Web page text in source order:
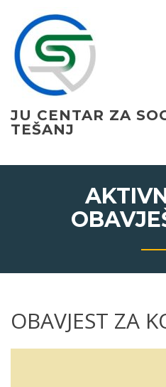
content
JU CENTAR ZA
TEŠANJ
OBAVJEST ZA